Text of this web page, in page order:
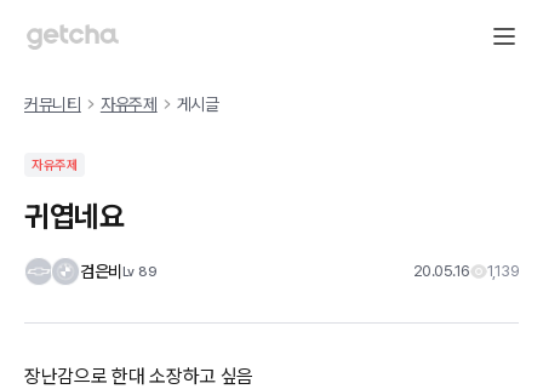
커뮤니티 자유주제 게시글
자유주제
귀엽네요
검은비 Lv 89 20.05.16 1,139